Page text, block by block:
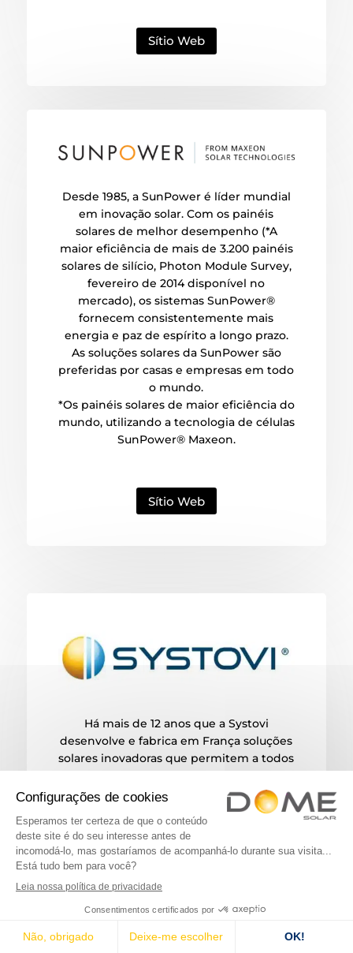
Sítio Web
Desde 1985, a SunPower é líder mundial
em inovação solar. Com os painéis
solares de melhor desempenho (*A
maior eficiência de mais de 3.200 painéis
solares de silício, Photon Module Survey,
fevereiro de 2014 disponível no
mercado), os sistemas SunPower®
fornecem consistentemente mais
energia e paz de espírito a longo prazo.
As soluções solares da SunPower são
preferidas por casas e empresas em todo
o mundo.
*Os painéis solares de maior eficiência do
mundo, utilizando a tecnologia de células
SunPower® Maxeon.
Sítio Web
Há mais de 12 anos que a Systovi
desenvolve e fabrica em França soluções
solares inovadoras que permitem a todos
consumi-la quando e onde for
necessário. A Systovi oferece uma gama
completa de soluções fotovoltaicas que
se adaptam facilmente a todas as casas
novas ou em renovação. As soluções
fotovoltaicas da Systovi podem ser
edifício ou no solo, e são também
adequadas para terraços de telhado para